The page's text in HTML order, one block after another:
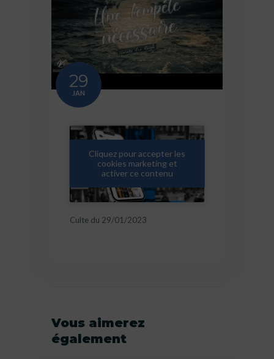
29
JAN
Cliquez pour accepter les
cookies marketing et
activer ce contenu
Culte du 29/01/2023
Vous aimerez
également